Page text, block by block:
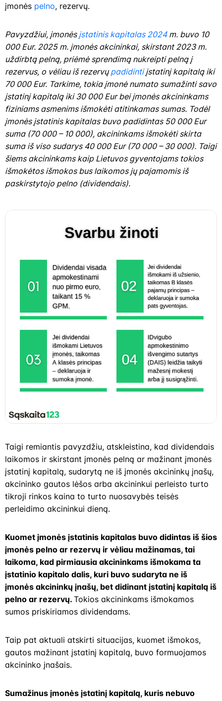
įmonės pelno, rezervų.
Pavyzdžiui, įmonės įstatinis kapitalas 2024m. buvo 10
000 Eur. 2025 m. įmonės akcininkai, skirstant 2023 m.
uždirbtą pelną, priėmė sprendimą nukreipti pelną į
rezervus, o vėliau iš rezervųpadidintiįstatinį kapitalą iki
70 000 Eur. Tarkime, tokia įmonė numato sumažinti savo
įstatinį kapitalą iki 30 000 Eur bei įmonės akcininkams
fiziniams asmenims išmokėti atitinkamas sumas. Todėl
įmonės įstatinis kapitalas buvo padidintas 50 000 Eur
suma (70 000 – 10 000), akcininkams išmokėti skirta
suma iš viso sudarys 40 000 Eur (70 000 – 30 000). Taigi
šiems akcininkams kaip Lietuvos gyventojams tokios
išmokėtos išmokos bus laikomos jų pajamomis iš
paskirstytojo pelno (dividendais).
Taigi remiantis pavyzdžiu, atskleistina, kad dividendais
laikomos ir skirstant įmonės pelną ar mažinant įmonės
įstatinį kapitalą, sudarytą ne iš įmonės akcininkų įnašų,
akcininko gautos lėšos arba akcininkui perleisto turto
tikroji rinkos kaina to turto nuosavybės teisės
perleidimo akcininkui dieną.
Kuomet įmonės įstatinis kapitalas buvo didintas iš šios
įmonės pelno ar rezervų ir vėliau mažinamas, tai
laikoma, kad pirmiausia akcininkams išmokama ta
įstatinio kapitalo dalis, kuri buvo sudaryta ne iš
įmonės akcininkų įnašų, bet didinant įstatinį kapitalą iš
pelno ar rezervų. Tokios akcininkams išmokamos
sumos priskiriamos dividendams.
Taip pat aktuali atskirti situacijas, kuomet išmokos,
gautos mažinant įstatinį kapitalą, buvo formuojamos
akcininko įnašais.
Sumažinus įmonės įstatinį kapitalą, kuris nebuvo